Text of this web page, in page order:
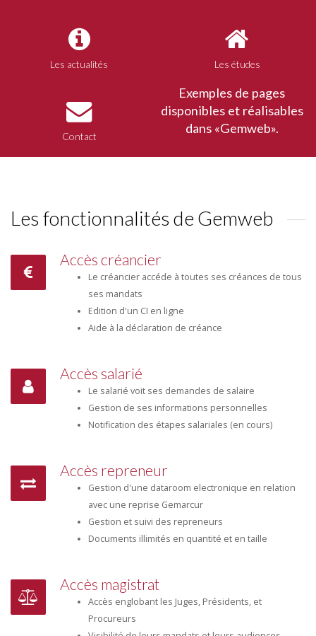
Les actualités Les études
Contact
Exemples de pages
disponibles et réalisables
dans «Gemweb».
Les fonctionnalités de Gemweb
Accès créancier
Le créancier accéde à toutes ses créances de tous
ses mandats
Edition d'un CI en ligne
Aide à la déclaration de créance
Accès salarié
Le salarié voit ses demandes de salaire
Gestion de ses informations personnelles
Notification des étapes salariales (en cours)
Accès repreneur
Gestion d'une dataroom electronique en relation
avec une reprise Gemarcur
Gestion et suivi des repreneurs
Documents illimités en quantité et en taille
Accès magistrat
Accès englobant les Juges, Présidents, et
Procureurs